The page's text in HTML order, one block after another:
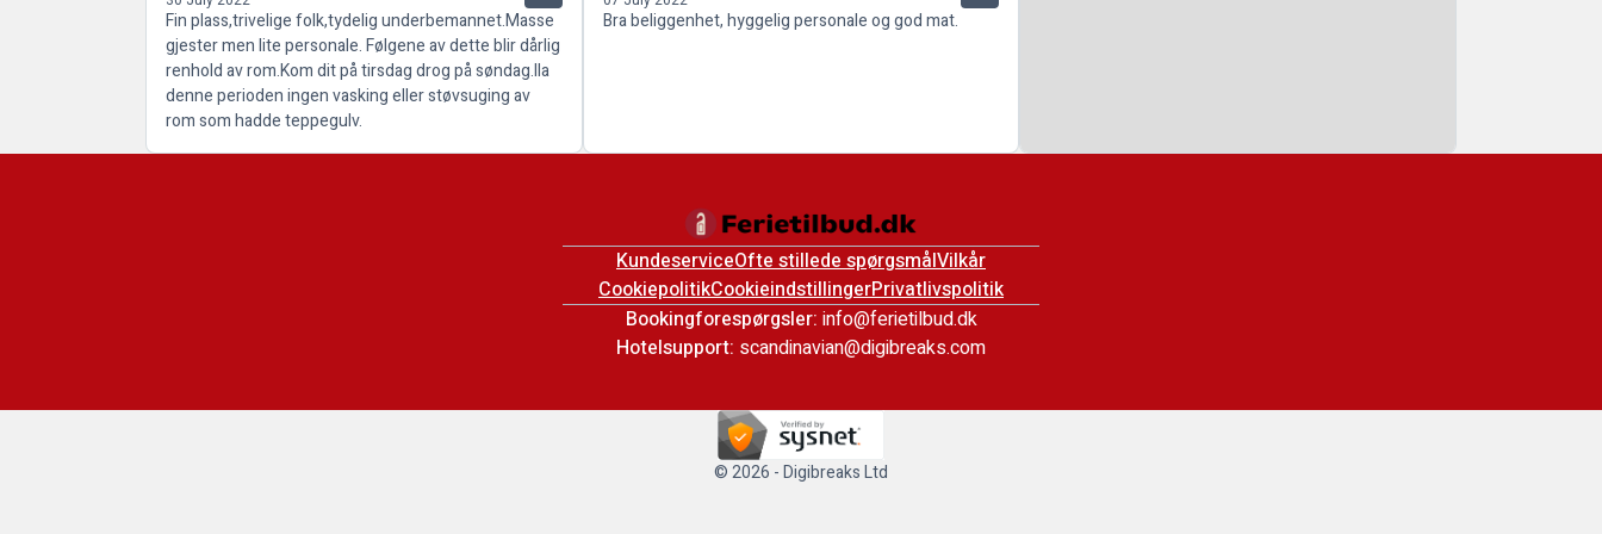
Fin plass,trivelige folk,tydelig underbemannet.Masse
gjester men lite personale. Følgene av dette blir dårlig
renhold av rom.Kom dit på tirsdag drog på søndag.Ila
denne perioden ingen vasking eller støvsuging av
rom som hadde teppegulv.
Bra beliggenhet, hyggelig personale og god mat.
KundeserviceOfte stillede spørgsmålVilkår
CookiepolitikCookieindstillingerPrivatlivspolitik
Bookingforespørgsler: info@ferietilbud.dk
Hotelsupport: scandinavian@digibreaks.com
© 2026 - Digibreaks Ltd